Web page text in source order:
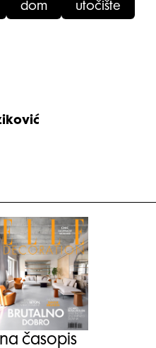
dom utočište
časopis